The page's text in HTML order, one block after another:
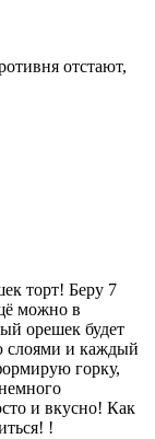
отстают,
торт! Беру 7
можно в
орешек будет
слоями и каждый
горку,
и вкусно! Как
!